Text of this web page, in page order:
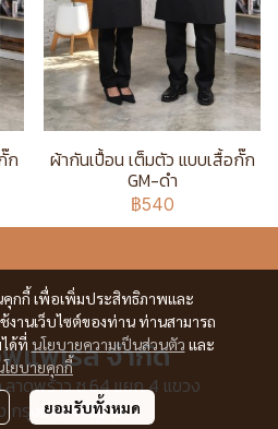
ก ผ้ากันเปื้อน เต็มตัว แบบเสื้อกั๊ก
GM-ดำ
฿540
คุกกี้ เพื่อเพิ่มประสิทธิภาพและ
านเว็บไซต์ของท่าน ท่านสามารถ
ด้ที่ นโยบายความเป็นส่วนตัว และ
โยบายคุกกี้
ยอมรับทั้งหมด
แพเรล จำกัด
ลาดพร้าว ซ.64 แยก 4 แขวง
กรุงเทพฯ 10310